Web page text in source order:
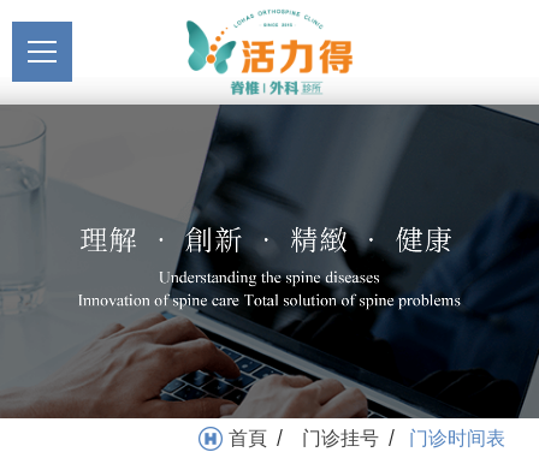
门诊时间表_门诊挂号 | 活
力得
主選單关于活力得
医疗服务
Medical Service
门诊挂号
Registration
就医指南
Medical Instruction 首頁 / 门诊挂号 / 门诊时间表